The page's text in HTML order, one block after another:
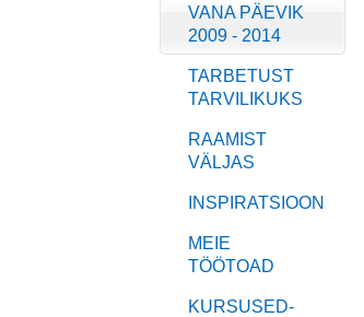
VANA PÄEVIK
2009 - 2014
TARBETUST
TARVILIKUKS
RAAMIST
VÄLJAS
INSPIRATSIOON
MEIE
TÖÖTOAD
KURSUSED-